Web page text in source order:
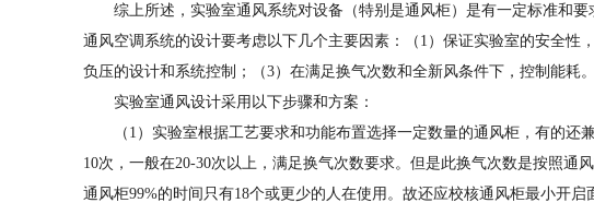
综上所述，实验室通风系统对设备（特别是通风柜）是有一定标准和
通风空调系统的设计要考虑以下几个主要因素：（1）保证实验室的安全性
负压的设计和系统控制；（3）在满足换气次数和全新风条件下，控制能耗
实验室通风设计采用以下步骤和方案：
（1）实验室根据工艺要求和功能布置选择一定数量的通风柜，有的
10次，一般在20-30次以上，满足换气次数要求。但是此换气次数是按照通
通风柜99%的时间只有18个或更少的人在使用。故还应校核通风柜最小开